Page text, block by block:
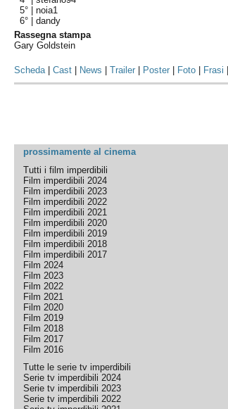
5° |noia1
6° |dandy
Rassegna stampa
Gary Goldstein
Scheda|Cast News |Trailer Poster Foto Frasi
prossimamente al cinema
Tutti i film imperdibili
Film imperdibili 2024
Film imperdibili 2023
Film imperdibili 2022
Film imperdibili 2021
Film imperdibili 2020
Film imperdibili 2019
Film imperdibili 2018
Film imperdibili 2017
Film 2024
Film 2023
Film 2022
Film 2021
Film 2020
Film 2019
Film 2018
Film 2017
Film 2016
Tutte le serie tv imperdibili
Serie tv imperdibili 2024
Serie tv imperdibili 2023
Serie tv imperdibili 2022